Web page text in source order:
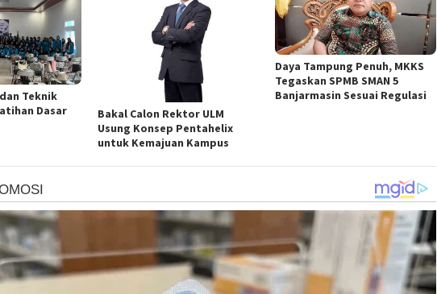
Teknik
Dasar
Bakal Calon Rektor ULM
Usung Konsep Pentahelix
untuk Kemajuan Kampus
Daya Tampung Penuh, MKKS
Tegaskan SPMB SMAN 5
Banjarmasin Sesuai Regulasi